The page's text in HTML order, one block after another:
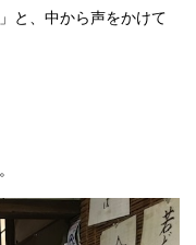
と、中から声をかけて